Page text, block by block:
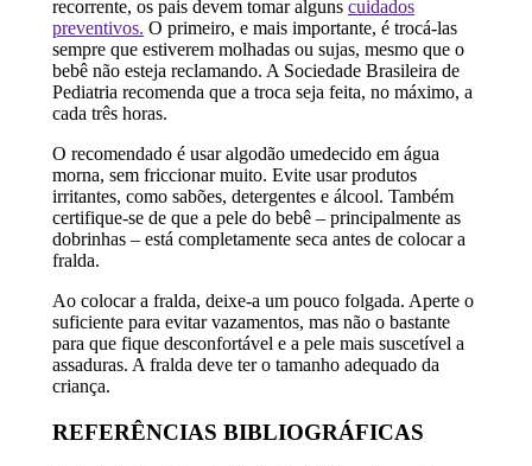
recorrente, os pais devem tomar alguns cuidados
preventivos. O primeiro, e mais importante, é trocá-las
sempre que estiverem molhadas ou sujas, mesmo que o
bebê não esteja reclamando. A Sociedade Brasileira de
Pediatria recomenda que a troca seja feita, no máximo, a
cada três horas.
O recomendado é usar algodão umedecido em água
morna, sem friccionar muito. Evite usar produtos
irritantes, como sabões, detergentes e álcool. Também
certifique-se de que a pele do bebê – principalmente as
dobrinhas – está completamente seca antes de colocar a
fralda.
Ao colocar a fralda, deixe-a um pouco folgada. Aperte o
suficiente para evitar vazamentos, mas não o bastante
para que fique desconfortável e a pele mais suscetível a
assaduras. A fralda deve ter o tamanho adequado da
criança.
REFERÊNCIAS BIBLIOGRÁFICAS